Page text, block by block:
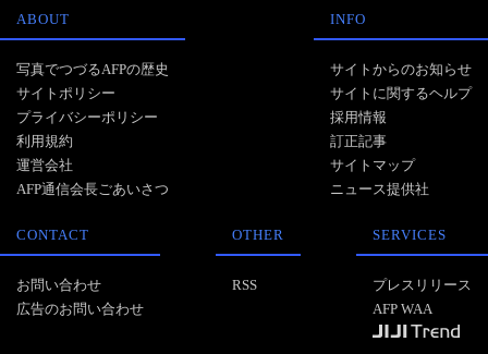
ABOUT
写真でつづるAFPの歴史
サイトポリシー
プライバシーポリシー
利用規約
運営会社
AFP通信会長ごあいさつ
INFO
サイトからのお知らせ
サイトに関するヘルプ
採用情報
訂正記事
サイトマップ
ニュース提供社
CONTACT
お問い合わせ
広告のお問い合わせ
OTHER
RSS
SERVICES
プレスリリース
AFP WAA